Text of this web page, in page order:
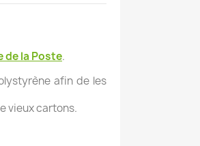
de la Poste.
afin de les
vieux cartons.